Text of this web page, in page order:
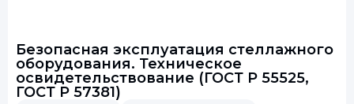
Безопасная эксплуатация стеллажного
оборудования. Техническое
освидетельствование (ГОСТ Р 55525,
ГОСТ Р 57381)